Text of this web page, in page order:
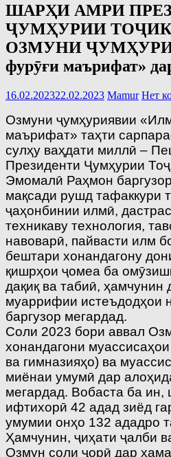
ШАРҲИ АМРИ
ҶУМҲУРИИ
ОЗМУНИ
фурӯғи маърифат»
16.02.202322.02.2023 Mamur Нет
Озмуни ҷумҳуриявии
маърифат» таҳти
сулҳу ваҳдати миллӣ –
Президенти Ҷумҳурии
Эмомалӣ Раҳмон
мақсади рушд тафаккури
ҷаҳонбинии илмӣ,
техникаву технология,
навоварӣ, пайвасти илм
бештари хонандагону
қишрҳои ҷомеа ба
дақиқ ва табиӣ, ҳамчунин
муаррифии истеъдодҳои
баргузор мегардад.
Соли 2023 бори аввал
хонандагони
ва гимназияҳо) ва
миёнаи умумӣ дар
мегардад. Вобаста ба
ифтихорӣ 42 адад зиёд
умумии онҳо 132 ададро
Ҳамчунин, ҷиҳати ҷалби
Озмун соли ҷорӣ дар